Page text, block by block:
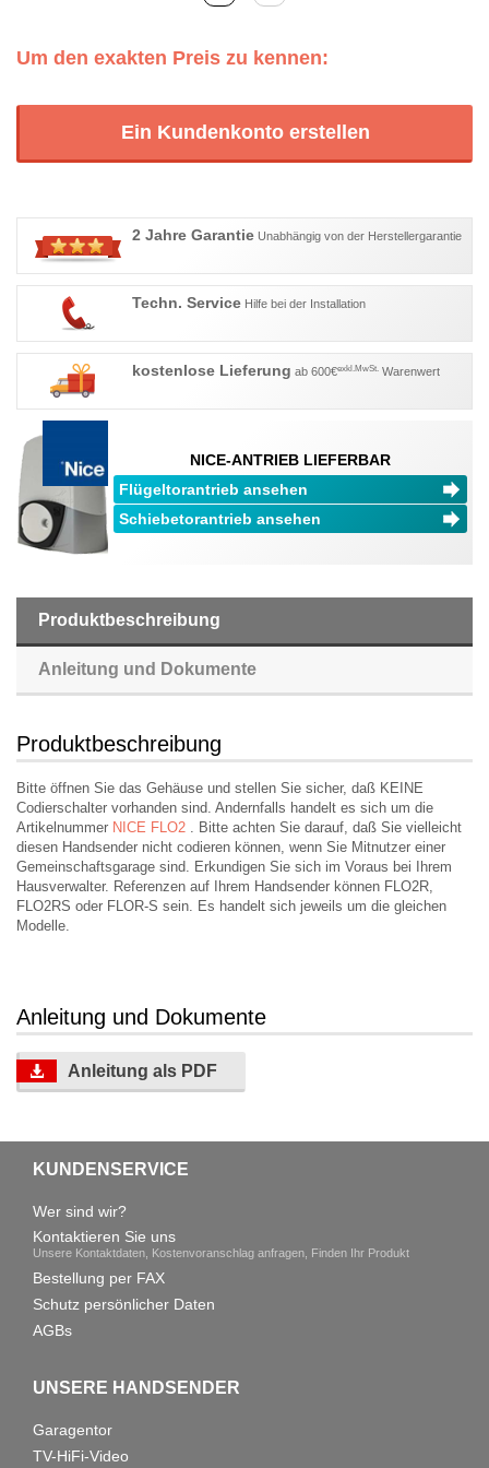
Um den exakten Preis zu kennen:
Ein Kundenkonto erstellen
2 Jahre Garantie Unabhängig von der Herstellergarantie
Techn. Service Hilfe bei der Installation
kostenlose Lieferung ab 600€exkl.MwSt. Warenwert
NICE-ANTRIEB LIEFERBAR
Flügeltorantrieb ansehen
Schiebetorantrieb ansehen
Produktbeschreibung
Anleitung und Dokumente
Produktbeschreibung
Bitte öffnen Sie das Gehäuse und stellen Sie sicher, daß KEINE
Codierschalter vorhanden sind. Andernfalls handelt es sich um die
Artikelnummer NICE FLO2 . Bitte achten Sie darauf, daß Sie vielleicht
diesen Handsender nicht codieren können, wenn Sie Mitnutzer einer
Gemeinschaftsgarage sind. Erkundigen Sie sich im Voraus bei Ihrem
Hausverwalter. Referenzen auf Ihrem Handsender können FLO2R,
FLO2RS oder FLOR-S sein. Es handelt sich jeweils um die gleichen
Modelle.
Anleitung und Dokumente
Anleitung als PDF
KUNDENSERVICE
Wer sind wir?
Kontaktieren Sie uns
Unsere Kontaktdaten, Kostenvoranschlag anfragen, Finden Ihr Produkt
Bestellung per FAX
Schutz persönlicher Daten
AGBs
UNSERE HANDSENDER
Garagentor
TV-HiFi-Video